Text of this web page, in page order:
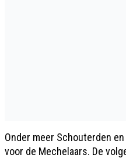
Onder meer Schouterden en
voor de Mechelaars. De